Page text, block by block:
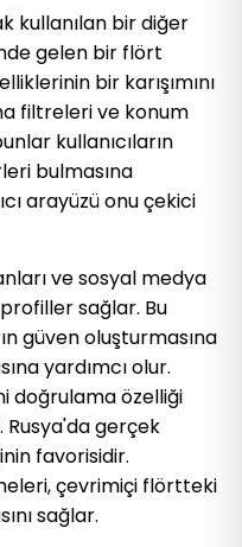
kullanılan bir diğer
gelen bir flört
bir karışımını
filtreleri ve konum
kullanıcıların
bulmasına
arayüzü onu çekici
ve sosyal medya
sağlar. Bu
güven oluşturmasına
yardımcı olur.
doğrulama özelliği
Rusya'da gerçek
favorisidir.
çevrimiçi flörtteki
sağlar.